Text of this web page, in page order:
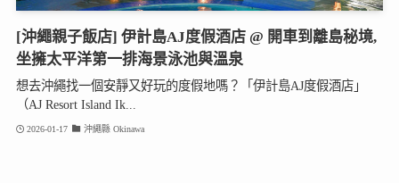
[沖繩親子飯店] 伊計島AJ度假酒店 @ 開車到離島秘境,
坐擁太平洋第一排海景泳池與溫泉
想去沖繩找一個安靜又好玩的度假地嗎？「伊計島AJ度假酒店」
（AJ Resort Island Ik...
2026-01-17 沖繩縣 Okinawa